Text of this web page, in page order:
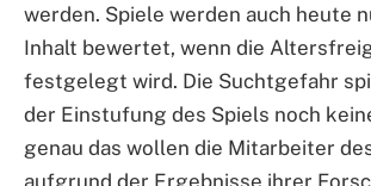
werden. Spiele werden auch heute
Inhalt bewertet, wenn die
festgelegt wird. Die Suchtgefahr
der Einstufung des Spiels noch
genau das wollen die Mitarbeiter
aufgrund der Ergebnisse ihrer